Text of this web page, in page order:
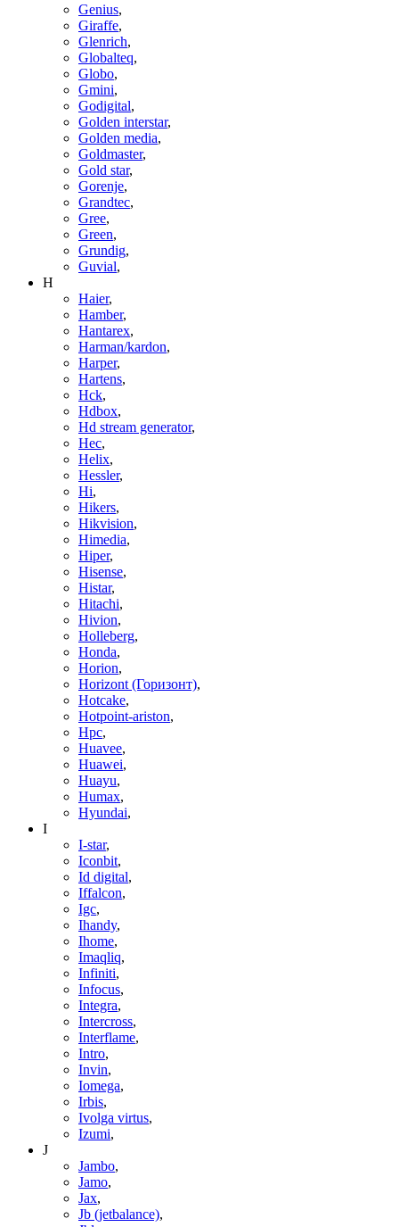
Genius,
Giraffe,
Glenrich,
Globalteq,
Globo,
Gmini,
Godigital,
Golden interstar,
Golden media,
Goldmaster,
Gold star,
Gorenje,
Grandtec,
Gree,
Green,
Grundig,
Guvial,
H
Haier,
Hamber,
Hantarex,
Harman/kardon,
Harper,
Hartens,
Hck,
Hdbox,
Hd stream generator,
Hec,
Helix,
Hessler,
Hi,
Hikers,
Hikvision,
Himedia,
Hiper,
Hisense,
Histar,
Hitachi,
Hivion,
Holleberg,
Honda,
Horion,
Horizont (Горизонт),
Hotcake,
Hotpoint-ariston,
Hpc,
Huavee,
Huawei,
Huayu,
Humax,
Hyundai,
I
I-star,
Iconbit,
Id digital,
Iffalcon,
Igc,
Ihandy,
Ihome,
Imaqliq,
Infiniti,
Infocus,
Integra,
Intercross,
Interflame,
Intro,
Invin,
Iomega,
Irbis,
Ivolga virtus,
Izumi,
J
Jambo,
Jamo,
Jax,
Jb (jetbalance),